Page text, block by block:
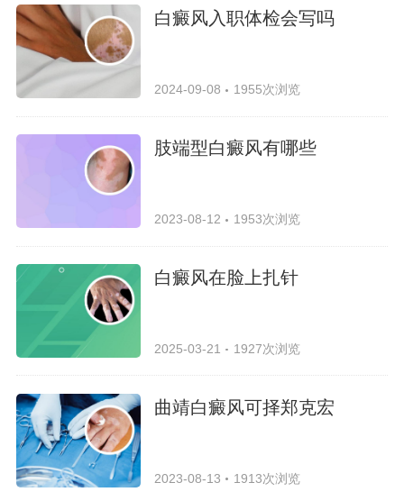
白癜风入职体检会写吗
2024-09-08 1955次浏览
肢端型白癜风有哪些
2023-08-12 1953次浏览
白癜风在脸上扎针
2025-03-21 1927次浏览
曲靖白癜风可择郑克宏
2023-08-13 1913次浏览